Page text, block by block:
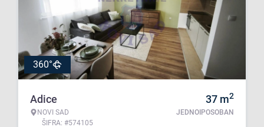
360°
Adice
NOVI SAD
ŠIFRA: #574105
37 m2
JEDNOIPOSOBAN